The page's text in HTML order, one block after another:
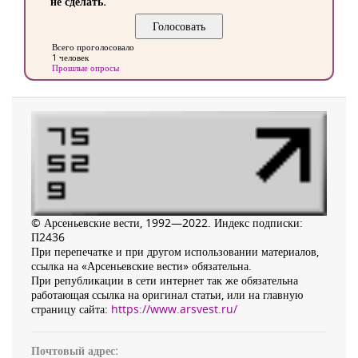
Всего проголосовало
1 человек
Прошлые опросы
© Арсеньевские вести, 1992—2022. Индекс подписки:
П2436
При перепечатке и при другом использовании материалов,
ссылка на «Арсеньевские вести» обязательна.
При републикации в сети интернет так же обязательна
работающая ссылка на оригинал статьи, или на главную
страницу сайта: https://www.arsvest.ru/
Почтовый адрес: